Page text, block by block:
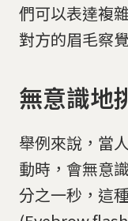
們可以表達複
對方的眉毛察
無意識地
舉例來說，當
動時，會無意
分之一秒，這